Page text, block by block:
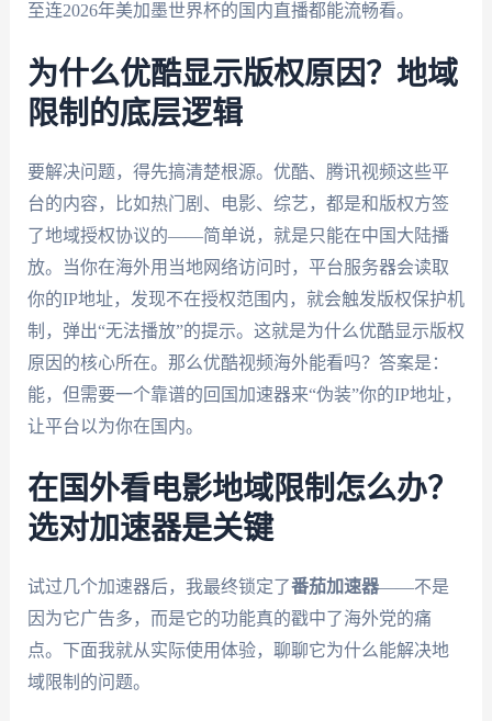
至连2026年美加墨世界杯的国内直播都能流畅看。
为什么优酷显示版权原因？地域
限制的底层逻辑
要解决问题，得先搞清楚根源。优酷、腾讯视频这些平
台的内容，比如热门剧、电影、综艺，都是和版权方签
了地域授权协议的——简单说，就是只能在中国大陆播
放。当你在海外用当地网络访问时，平台服务器会读取
你的IP地址，发现不在授权范围内，就会触发版权保护机
制，弹出“无法播放”的提示。这就是为什么优酷显示版权
原因的核心所在。那么优酷视频海外能看吗？答案是：
能，但需要一个靠谱的回国加速器来“伪装”你的IP地址，
让平台以为你在国内。
在国外看电影地域限制怎么办？
选对加速器是关键
试过几个加速器后，我最终锁定了番茄加速器——不是
因为它广告多，而是它的功能真的戳中了海外党的痛
点。下面我就从实际使用体验，聊聊它为什么能解决地
域限制的问题。